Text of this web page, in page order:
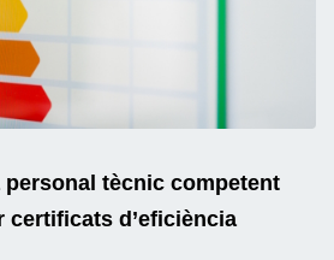
tècnic competent
certificats d’eficiència